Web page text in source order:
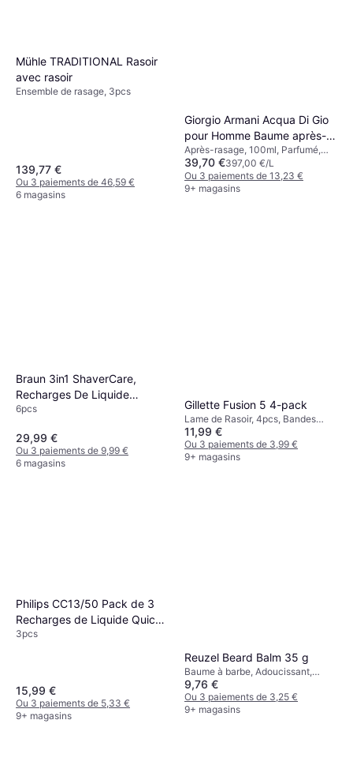
Mühle TRADITIONAL Rasoir
avec rasoir
Ensemble de rasage, 3pcs
139,77 €
Ou 3 paiements de 46,59 €
6 magasins
Giorgio Armani Acqua Di Gio
pour Homme Baume après-
rasage
Après-rasage, 100ml, Parfumé,
Nourrissant, Apaisant
39,70 €397,00 €/L
Ou 3 paiements de 13,23 €
9+ magasins
Braun 3in1 ShaverCare,
Recharges De Liquide
Nettoyant 3-en-1 Pour
6pcs
29,99 €
Ou 3 paiements de 9,99 €
6 magasins
Gillette Fusion 5 4-pack
Lame de Rasoir, 4pcs, Bandes
hydratantes
11,99 €
Ou 3 paiements de 3,99 €
9+ magasins
Philips CC13/50 Pack de 3
Recharges de Liquide Quick
Clean Pod 480 ml
3pcs
15,99 €
Ou 3 paiements de 5,33 €
9+ magasins
Reuzel Beard Balm 35 g
Baume à barbe, Adoucissant,
Apaisant, Nourrissant, Hydratant,
Parfumé, Vitamines, Antioxydants
9,76 €
Ou 3 paiements de 3,25 €
9+ magasins